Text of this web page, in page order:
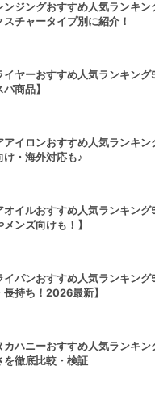
ンジングおすすめ人気ランキ
スチャータイプ別に紹介！
イヤーおすすめ人気ランキン
パ商品】
アイロンおすすめ人気ランキ
け・海外対応も♪
オイルおすすめ人気ランキン
メンズ向けも！】
イパンおすすめ人気ランキン
長持ち！2026最新】
カハニーおすすめ人気ランキ
を徹底比較・検証